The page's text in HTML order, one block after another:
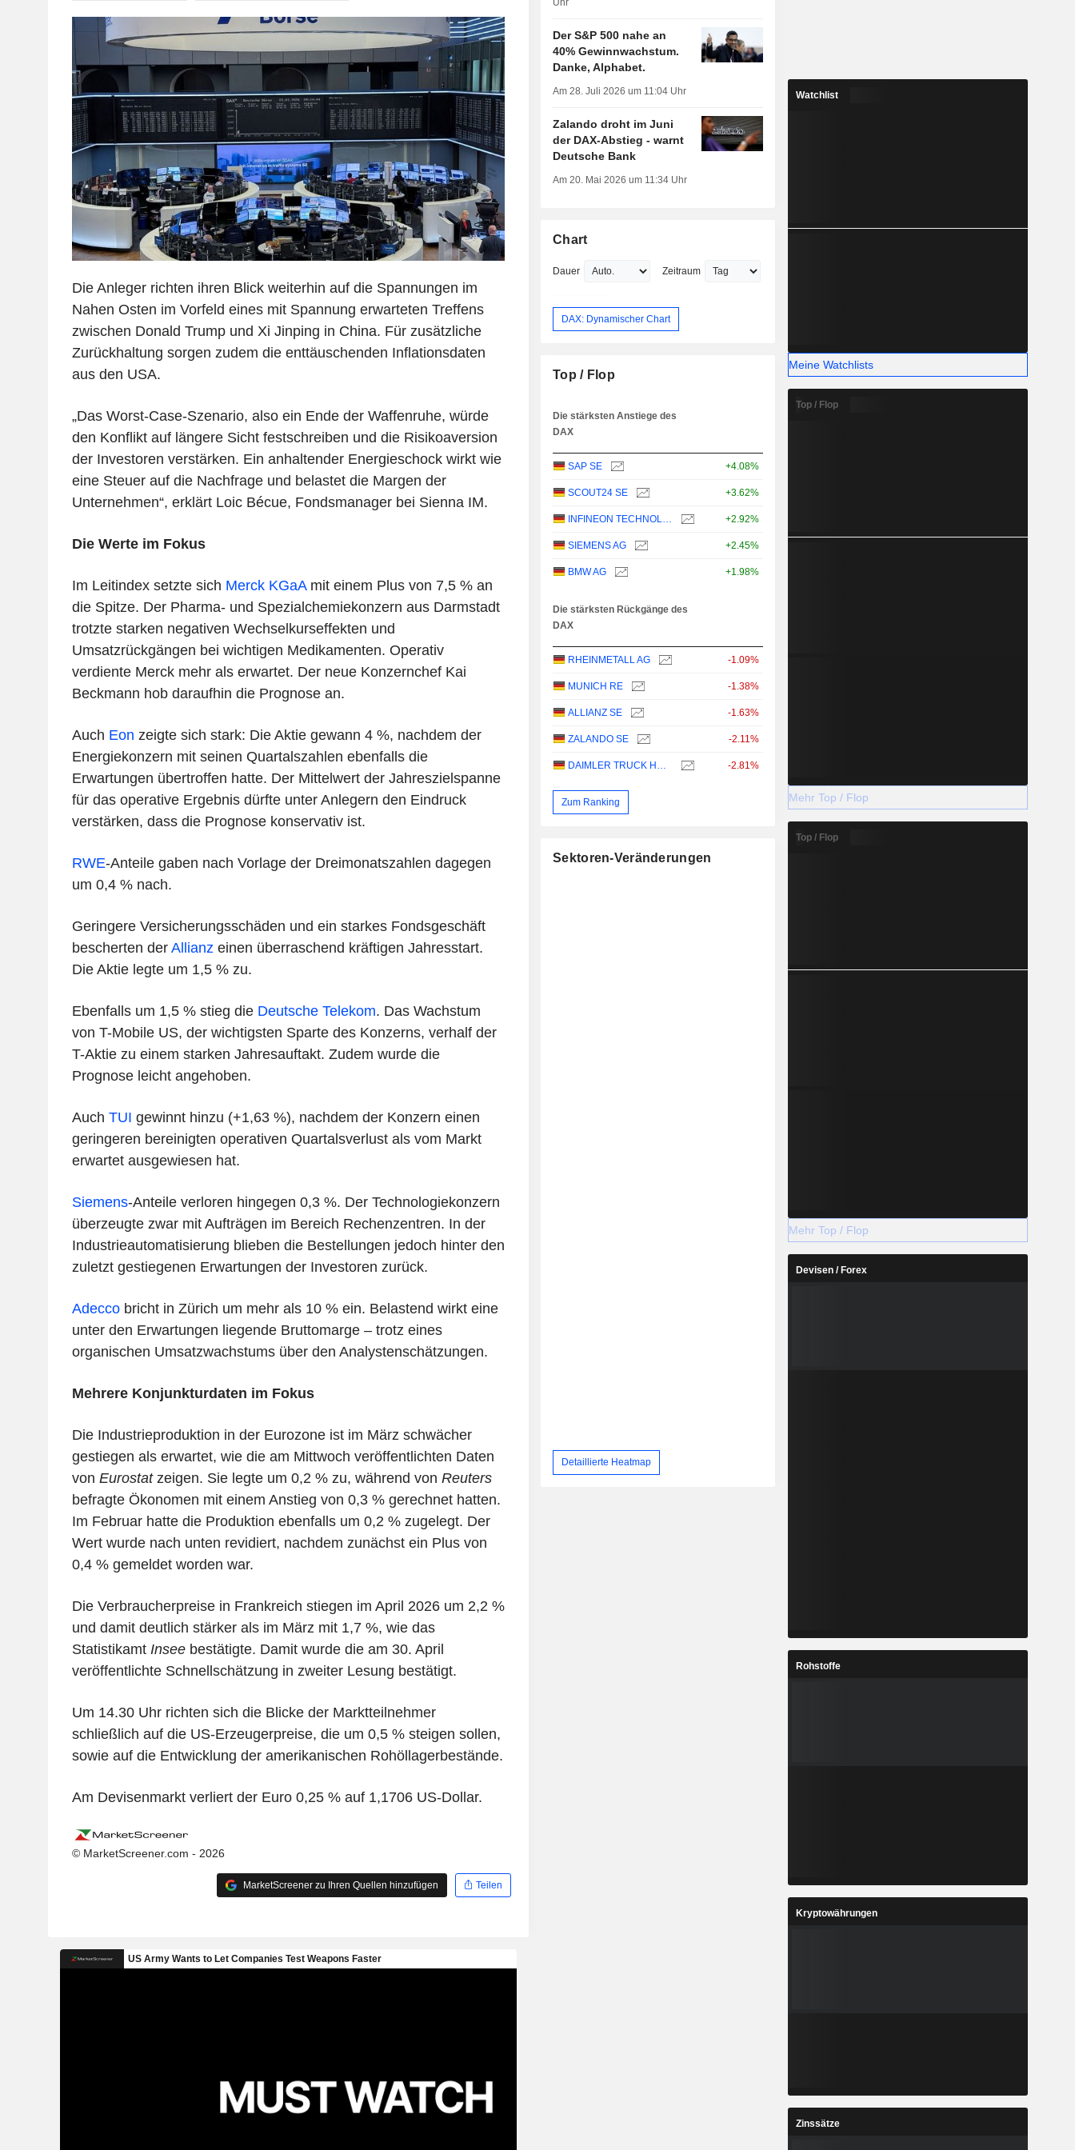
Die Anleger richten ihren Blick weiterhin auf die Spannungen im
Nahen Osten im Vorfeld eines mit Spannung erwarteten Treffens
zwischen Donald Trump und Xi Jinping in China. Für zusätzliche
Zurückhaltung sorgen zudem die enttäuschenden Inflationsdaten
aus den USA.
„Das Worst-Case-Szenario, also ein Ende der Waffenruhe, würde
den Konflikt auf längere Sicht festschreiben und die Risikoaversion
der Investoren verstärken. Ein anhaltender Energieschock wirkt wie
eine Steuer auf die Nachfrage und belastet die Margen der
Unternehmen“, erklärt Loic Bécue, Fondsmanager bei Sienna IM.
Die Werte im Fokus
Im Leitindex setzte sich Merck KGaAmit einem Plus von 7,5 % an
die Spitze. Der Pharma- und Spezialchemiekonzern aus Darmstadt
trotzte starken negativen Wechselkurseffekten und
Umsatzrückgängen bei wichtigen Medikamenten. Operativ
verdiente Merck mehr als erwartet. Der neue Konzernchef Kai
Beckmann hob daraufhin die Prognose an.
Auch Eon zeigte sich stark: Die Aktie gewann 4 %, nachdem der
Energiekonzern mit seinen Quartalszahlen ebenfalls die
Erwartungen übertroffen hatte. Der Mittelwert der Jahreszielspanne
für das operative Ergebnis dürfte unter Anlegern den Eindruck
verstärken, dass die Prognose konservativ ist.
RWE-Anteile gaben nach Vorlage der Dreimonatszahlen dagegen
um 0,4 % nach.
Geringere Versicherungsschäden und ein starkes Fondsgeschäft
bescherten der Allianz einen überraschend kräftigen Jahresstart.
Die Aktie legte um 1,5 % zu.
Ebenfalls um 1,5 % stieg die Deutsche Telekom. Das Wachstum
von T-Mobile US, der wichtigsten Sparte des Konzerns, verhalf der
T-Aktie zu einem starken Jahresauftakt. Zudem wurde die
Prognose leicht angehoben.
Auch TUI gewinnt hinzu (+1,63 %), nachdem der Konzern einen
geringeren bereinigten operativen Quartalsverlust als vom Markt
erwartet ausgewiesen hat.
Siemens-Anteile verloren hingegen 0,3 %. Der Technologiekonzern
überzeugte zwar mit Aufträgen im Bereich Rechenzentren. In der
Industrieautomatisierung blieben die Bestellungen jedoch hinter den
zuletzt gestiegenen Erwartungen der Investoren zurück.
Adeccobricht in Zürich um mehr als 10 % ein. Belastend wirkt eine
unter den Erwartungen liegende Bruttomarge – trotz eines
organischen Umsatzwachstums über den Analystenschätzungen.
Mehrere Konjunkturdaten im Fokus
Die Industrieproduktion in der Eurozone ist im März schwächer
gestiegen als erwartet, wie die am Mittwoch veröffentlichten Daten
von Eurostatzeigen. Sie legte um 0,2 % zu, während von Reuters
befragte Ökonomen mit einem Anstieg von 0,3 % gerechnet hatten.
Im Februar hatte die Produktion ebenfalls um 0,2 % zugelegt. Der
Wert wurde nach unten revidiert, nachdem zunächst ein Plus von
0,4 % gemeldet worden war.
Die Verbraucherpreise in Frankreich stiegen im April 2026 um 2,2 %
und damit deutlich stärker als im März mit 1,7 %, wie das
Statistikamt Inseebestätigte. Damit wurde die am 30. April
veröffentlichte Schnellschätzung in zweiter Lesung bestätigt.
Um 14.30 Uhr richten sich die Blicke der Marktteilnehmer
schließlich auf die US-Erzeugerpreise, die um 0,5 % steigen sollen,
sowie auf die Entwicklung der amerikanischen Rohöllagerbestände.
Am Devisenmarkt verliert der Euro 0,25 % auf 1,1706 US-Dollar.
© MarketScreener.com - 2026
MarketScreener zu Ihren Quellen hinzufügen Teilen
Uhr
Der S&P 500 nahe an
40% Gewinnwachstum.
Danke, Alphabet.
Am 28. Juli 2026 um 11:04 Uhr
Zalando droht im Juni
der DAX-Abstieg - warnt
Deutsche Bank
Am 20. Mai 2026 um 11:34 Uhr
Chart
Dauer Zeitraum
DAX: Dynamischer Chart
Top / Flop
Die stärksten Anstiege des
DAX
SAP SE +4.08%
SCOUT24 SE +3.62%
INFINEON TECHNOLOGIES AG +2.92%
SIEMENS AG +2.45%
BMW AG +1.98%
Die stärksten Rückgänge des
DAX
RHEINMETALL AG -1.09%
MUNICH RE -1.38%
ALLIANZ SE -1.63%
ZALANDO SE -2.11%
DAIMLER TRUCK HOLDING AG -2.81%
Zum Ranking
Sektoren-Veränderungen
Detaillierte Heatmap
Watchlist
Meine Watchlists
Top / Flop
Mehr Top / Flop
Top / Flop
Mehr Top / Flop
Devisen / Forex
Rohstoffe
Kryptowährungen
Zinssätze